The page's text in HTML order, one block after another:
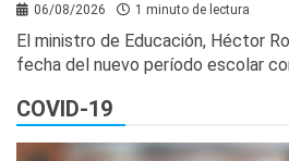
06/08/2026 1 minuto de lectura
El ministro de Educación, Héctor
fecha del nuevo período escolar
COVID-19